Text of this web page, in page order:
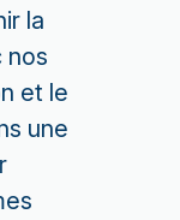
la
nos
et le
une